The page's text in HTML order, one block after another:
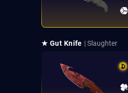
★ Gut Knife | Slaughter